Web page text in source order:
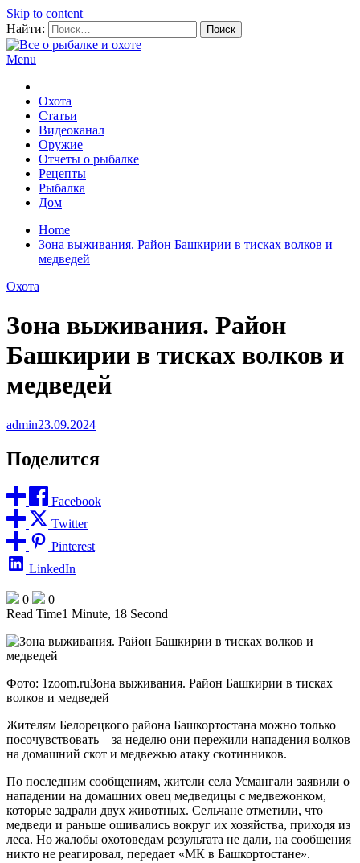
Skip to content
Найти:
Menu
Охота
Статьи
Видеоканал
Оружие
Отчеты о рыбалке
Рецепты
Рыбалка
Дом
Home
Зона выживания. Район Башкирии в тисках волков и
медведей
Охота
Зона выживания. Район
Башкирии в тисках волков и
медведей
admin23.09.2024
Поделится
Facebook
Twitter
Pinterest
LinkedIn
0
0
Read Time1 Minute, 18 Second
Фото: 1zoom.ruЗона выживания. Район Башкирии в тисках
волков и медведей
Жителям Белорецкого района Башкортостана можно только
посочувствовать – за неделю они пережили нападения волков
на домашний скот и медвежью атаку скотинников.
По последним сообщениям, жители села Усмангали заявили о
нападении на домашних овец медведицы с медвежонком,
которые задрали двух животных. Сельчане отметили, что
медведи и раньше ошивались вокруг их хозяйства, приходя из
леса. Но жалобы охотоведам результата не дали, на сообщения
никто не реагировал, передает «МК в Башкортостане».